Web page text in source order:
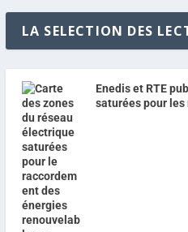
LA SELECTION DES
Enedis et RTE
saturées pour